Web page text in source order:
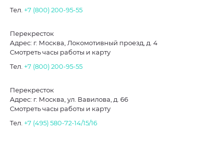
Тел. +7 (800) 200-95-55
Перекресток
Адрес: г. Москва, Локомотивный проезд, д. 4
Смотреть часы работы и карту
Тел. +7 (800) 200-95-55
Перекресток
Адрес: г. Москва, ул. Вавилова, д. 66
Смотреть часы работы и карту
Тел. +7 (495) 580-72-14/15/16